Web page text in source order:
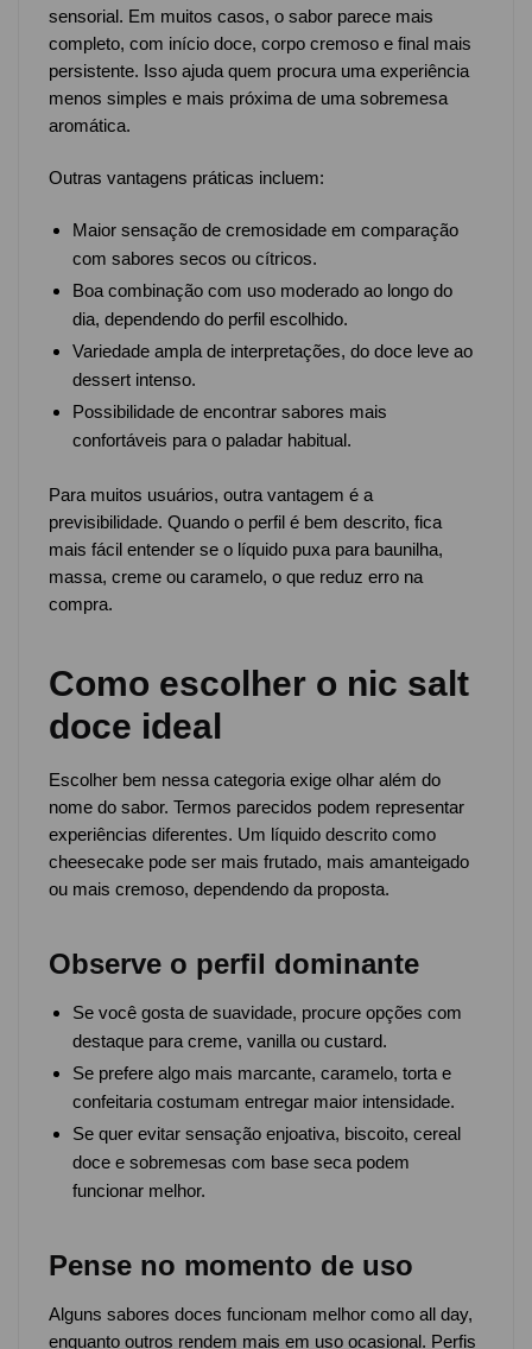
sensorial. Em muitos casos, o sabor parece mais
completo, com início doce, corpo cremoso e final mais
persistente. Isso ajuda quem procura uma experiência
menos simples e mais próxima de uma sobremesa
aromática.
Outras vantagens práticas incluem:
Maior sensação de cremosidade em comparação
com sabores secos ou cítricos.
Boa combinação com uso moderado ao longo do
dia, dependendo do perfil escolhido.
Variedade ampla de interpretações, do doce leve ao
dessert intenso.
Possibilidade de encontrar sabores mais
confortáveis para o paladar habitual.
Para muitos usuários, outra vantagem é a
previsibilidade. Quando o perfil é bem descrito, fica
mais fácil entender se o líquido puxa para baunilha,
massa, creme ou caramelo, o que reduz erro na
compra.
Como escolher o nic salt
doce ideal
Escolher bem nessa categoria exige olhar além do
nome do sabor. Termos parecidos podem representar
experiências diferentes. Um líquido descrito como
cheesecake pode ser mais frutado, mais amanteigado
ou mais cremoso, dependendo da proposta.
Observe o perfil dominante
Se você gosta de suavidade, procure opções com
destaque para creme, vanilla ou custard.
Se prefere algo mais marcante, caramelo, torta e
confeitaria costumam entregar maior intensidade.
Se quer evitar sensação enjoativa, biscoito, cereal
doce e sobremesas com base seca podem
funcionar melhor.
Pense no momento de uso
Alguns sabores doces funcionam melhor como all day,
enquanto outros rendem mais em uso ocasional. Perfis